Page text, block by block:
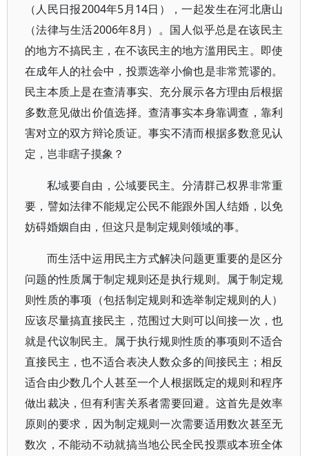
（人民日报2004年5月14日），一起发生在河北唐山
（法律与生活2006年8月）。国人似乎总是在该民主
的地方不搞民主，在不该民主的地方滥用民主。即使
在成年人的社会中，投票选举小偷也是非常荒谬的。
民主本质上是在查清事实、充分展示各方理由后根据
多数意见做出价值选择。查清事实本身靠调查，靠利
害对立的双方辩论质证。事实不清而根据多数意见认
定，岂非瞎子摸象？
私域要自由，公域要民主。分清群己权界非常重
要，譬如法律不能规定公民不能跟外国人结婚，以免
妨碍婚姻自由，但这只是制定规则领域的事。
而生活中运用民主方式解决问题更重要的是区分
问题的性质属于制定规则还是执行规则。属于制定规
则性质的事项（包括制定规则和选举制定规则的人）
应该尽量搞直接民主，范围过大则可以间接一次，也
就是代议制民主。属于执行规则性质的事项则不适合
直接民主，也不适合表决人数众多的间接民主；相反
适合由少数几个人甚至一个人根据既定的规则和程序
做出裁决，但有利害关系者需要回避。这首先是效率
原则的要求，因为制定规则一次需要适用数次甚至无
数次，不能动不动就搞当地公民全民投票或本班全体